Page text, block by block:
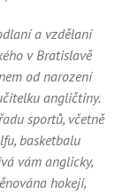
a vzdělaní
v Bratislavě
od narození
angličtiny.
sportů, včetně
basketbalu
vám anglicky,
hokeji,